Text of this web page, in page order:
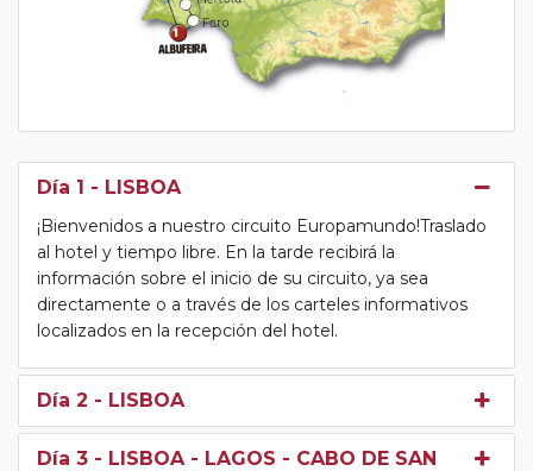
Día 1 - LISBOA
¡Bienvenidos a nuestro circuito Europamundo!Traslado
al hotel y tiempo libre. En la tarde recibirá la
información sobre el inicio de su circuito, ya sea
directamente o a través de los carteles informativos
localizados en la recepción del hotel.
Día 2 - LISBOA
Día 3 - LISBOA - LAGOS - CABO DE SAN